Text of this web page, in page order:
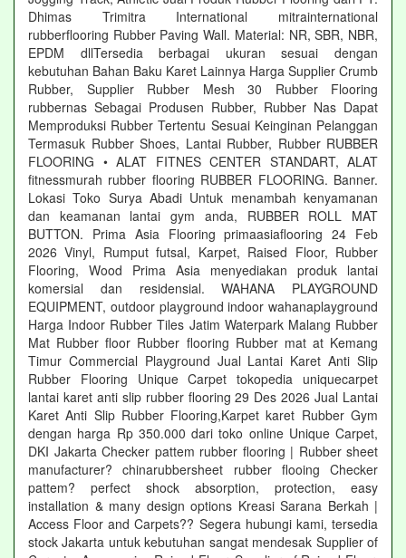
Dhimas Trimitra International mitrainternational
rubberflooring Rubber Paving Wall. Material: NR, SBR, NBR,
EPDM dllTersedia berbagai ukuran sesuai dengan
kebutuhan Bahan Baku Karet Lainnya Harga Supplier Crumb
Rubber, Supplier Rubber Mesh 30 Rubber Flooring
rubbernas Sebagai Produsen Rubber, Rubber Nas Dapat
Memproduksi Rubber Tertentu Sesuai Keinginan Pelanggan
Termasuk Rubber Shoes, Lantai Rubber, Rubber RUBBER
FLOORING • ALAT FITNES CENTER STANDART, ALAT
fitnessmurah rubber flooring RUBBER FLOORING. Banner.
Lokasi Toko Surya Abadi Untuk menambah kenyamanan
dan keamanan lantai gym anda, RUBBER ROLL MAT
BUTTON. Prima Asia Flooring primaasiaflooring 24 Feb
2026 Vinyl, Rumput futsal, Karpet, Raised Floor, Rubber
Flooring, Wood Prima Asia menyediakan produk lantai
komersial dan residensial. WAHANA PLAYGROUND
EQUIPMENT, outdoor playground indoor wahanaplayground
Harga Indoor Rubber Tiles Jatim Waterpark Malang Rubber
Mat Rubber floor Rubber flooring Rubber mat at Kemang
Timur Commercial Playground Jual Lantai Karet Anti Slip
Rubber Flooring Unique Carpet tokopedia uniquecarpet
lantai karet anti slip rubber flooring 29 Des 2026 Jual Lantai
Karet Anti Slip Rubber Flooring,Karpet karet Rubber Gym
dengan harga Rp 350.000 dari toko online Unique Carpet,
DKI Jakarta Checker pattem rubber flooring | Rubber sheet
manufacturer? chinarubbersheet rubber flooing Checker
pattem? perfect shock absorption, protection, easy
installation & many design options Kreasi Sarana Berkah |
Access Floor and Carpets?? Segera hubungi kami, tersedia
stock Jakarta untuk kebutuhan sangat mendesak Supplier of